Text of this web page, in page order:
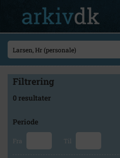
Filtrering
0 resultater
Periode
Fra Til